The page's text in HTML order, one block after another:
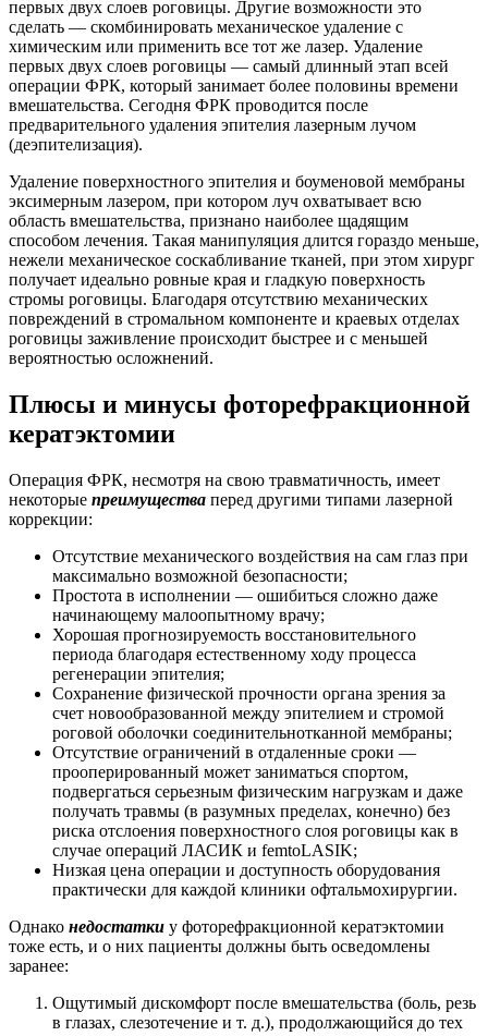
первых двух слоев роговицы. Другие возможности это
сделать — скомбинировать механическое удаление с
химическим или применить все тот же лазер. Удаление
первых двух слоев роговицы — самый длинный этап всей
операции ФРК, который занимает более половины времени
вмешательства. Сегодня ФРК проводится после
предварительного удаления эпителия лазерным лучом
(деэпителизация).
Удаление поверхностного эпителия и боуменовой мембраны
эксимерным лазером, при котором луч охватывает всю
область вмешательства, признано наиболее щадящим
способом лечения. Такая манипуляция длится гораздо меньше,
нежели механическое соскабливание тканей, при этом хирург
получает идеально ровные края и гладкую поверхность
стромы роговицы. Благодаря отсутствию механических
повреждений в стромальном компоненте и краевых отделах
роговицы заживление происходит быстрее и с меньшей
вероятностью осложнений.
Плюсы и минусы фоторефракционной
кератэктомии
Операция ФРК, несмотря на свою травматичность, имеет
некоторые преимущества перед другими типами лазерной
коррекции:
Отсутствие механического воздействия на сам глаз при
максимально возможной безопасности;
Простота в исполнении — ошибиться сложно даже
начинающему малоопытному врачу;
Хорошая прогнозируемость восстановительного
периода благодаря естественному ходу процесса
регенерации эпителия;
Сохранение физической прочности органа зрения за
счет новообразованной между эпителием и стромой
роговой оболочки соединительнотканной мембраны;
Отсутствие ограничений в отдаленные сроки —
прооперированный может заниматься спортом,
подвергаться серьезным физическим нагрузкам и даже
получать травмы (в разумных пределах, конечно) без
риска отслоения поверхностного слоя роговицы как в
случае операций ЛАСИК и femtoLASIK;
Низкая цена операции и доступность оборудования
практически для каждой клиники офтальмохирургии.
Однако недостатки у фоторефракционной кератэктомии
тоже есть, и о них пациенты должны быть осведомлены
заранее:
Ощутимый дискомфорт после вмешательства (боль, резь
в глазах, слезотечение и т. д.), продолжающийся до тех